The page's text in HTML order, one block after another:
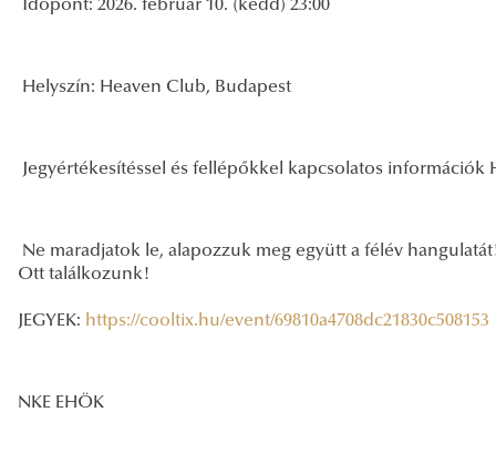
Időpont: 2026. február 10. (kedd) 23:00
Helyszín: Heaven Club, Budapest
Jegyértékesítéssel és fellépőkkel kapcsolatos
Ne maradjatok le, alapozzuk meg együtt a félév
Ott találkozunk!
JEGYEK: https://cooltix.hu/event/69810a4708dc21830c508153
NKE EHÖK